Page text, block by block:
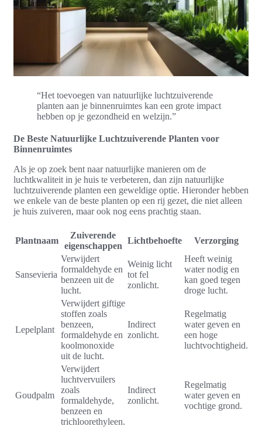
“Het toevoegen van natuurlijke luchtzuiverende
planten aan je binnenruimtes kan een grote impact
hebben op je gezondheid en welzijn.”
De Beste Natuurlijke Luchtzuiverende Planten voor
Binnenruimtes
Als je op zoek bent naar natuurlijke manieren om de
luchtkwaliteit in je huis te verbeteren, dan zijn natuurlijke
luchtzuiverende planten een geweldige optie. Hieronder hebben
we enkele van de beste planten op een rij gezet, die niet alleen
je huis zuiveren, maar ook nog eens prachtig staan.
Plantnaam
Zuiverende
eigenschappen
Lichtbehoefte Verzorging
Sansevieria
Verwijdert
formaldehyde en
benzeen uit de
lucht.
Weinig licht
tot fel
zonlicht.
Heeft weinig
water nodig en
kan goed tegen
droge lucht.
Lepelplant
Verwijdert giftige
stoffen zoals
benzeen,
formaldehyde en
koolmonoxide
uit de lucht.
Indirect
zonlicht.
Regelmatig
water geven en
een hoge
luchtvochtigheid.
Goudpalm
Verwijdert
luchtvervuilers
zoals
formaldehyde,
benzeen en
trichloorethyleen.
Indirect
zonlicht.
Regelmatig
water geven en
vochtige grond.